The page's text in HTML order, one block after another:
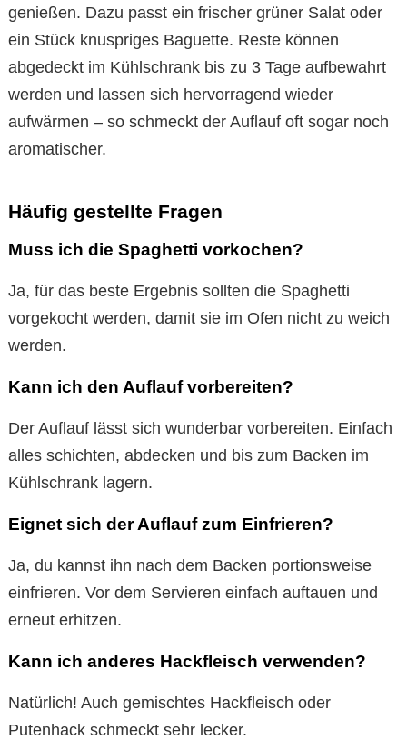
genießen. Dazu passt ein frischer grüner Salat oder
ein Stück knuspriges Baguette. Reste können
abgedeckt im Kühlschrank bis zu 3 Tage aufbewahrt
werden und lassen sich hervorragend wieder
aufwärmen – so schmeckt der Auflauf oft sogar noch
aromatischer.
Häufig gestellte Fragen
Muss ich die Spaghetti vorkochen?
Ja, für das beste Ergebnis sollten die Spaghetti
vorgekocht werden, damit sie im Ofen nicht zu weich
werden.
Kann ich den Auflauf vorbereiten?
Der Auflauf lässt sich wunderbar vorbereiten. Einfach
alles schichten, abdecken und bis zum Backen im
Kühlschrank lagern.
Eignet sich der Auflauf zum Einfrieren?
Ja, du kannst ihn nach dem Backen portionsweise
einfrieren. Vor dem Servieren einfach auftauen und
erneut erhitzen.
Kann ich anderes Hackfleisch verwenden?
Natürlich! Auch gemischtes Hackfleisch oder
Putenhack schmeckt sehr lecker.